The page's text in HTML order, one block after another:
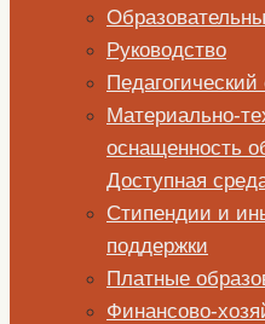
Руководство
Педагогический
Материально-
оснащенность
Доступная
Стипендии и
поддержки
Платные
Финансово-